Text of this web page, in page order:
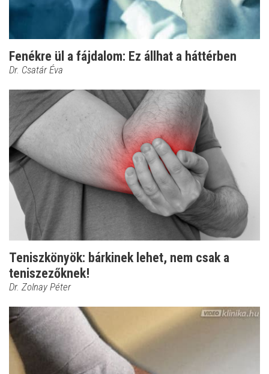
Fenékre ül a fájdalom: Ez állhat a háttérben
Dr. Csatár Éva
Teniszkönyök: bárkinek lehet, nem csak a
teniszezőknek!
Dr. Zolnay Péter